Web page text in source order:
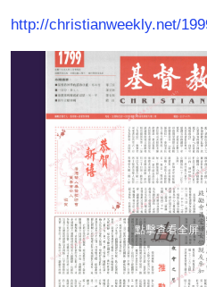
http://christianweekly.net/